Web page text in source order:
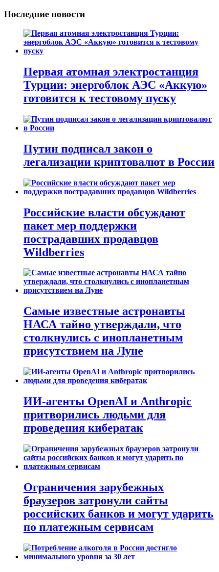
Последние новости
Первая атомная электростанция
Турции: энергоблок АЭС «Аккую»
готовится к тестовому пуску
Путин подписал закон о
легализации криптовалют в России
Российские власти обсуждают
пакет мер поддержки
пострадавших продавцов
Wildberries
Самые известные астронавты
НАСА тайно утверждали, что
столкнулись с инопланетным
присутствием на Луне
ИИ-агенты OpenAI и Anthropic
притворились людьми для
проведения кибератак
Ограничения зарубежных
браузеров затронули сайты
российских банков и могут ударить
по платежным сервисам